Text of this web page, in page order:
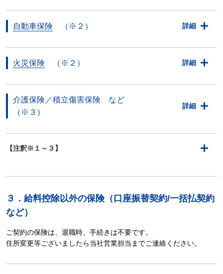
自動車保険 （※２） 詳細
火災保険 （※２） 詳細
介護保険／積立傷害保険 など
（※３）
詳細
【注釈※１～３】
３．給料控除以外の保険（口座振替契約/一括払契約
など）
ご契約の保険は、退職時、手続きは不要です。
住所変更等ございましたら当社営業担当までご連絡ください。